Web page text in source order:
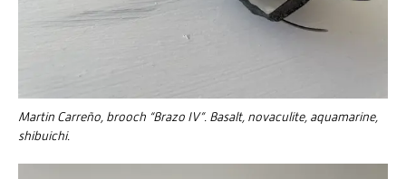
Martin Carreño, brooch “Brazo IV”. Basalt, novaculite, aquamarine,
shibuichi.